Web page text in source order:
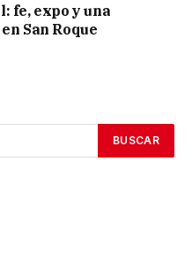
fe, expo y una
San Roque